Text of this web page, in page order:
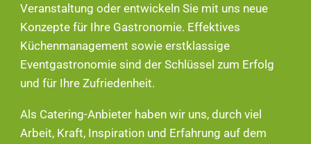
Veranstaltung oder entwickeln Sie mit uns neue
Konzepte für Ihre Gastronomie. Effektives
Küchenmanagement sowie erstklassige
Eventgastronomie sind der Schlüssel zum Erfolg
und für Ihre Zufriedenheit.
Als Catering-Anbieter haben wir uns, durch viel
Arbeit, Kraft, Inspiration und Erfahrung auf dem